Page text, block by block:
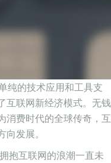
纯的技术应用和工具支
互联网新经济模式。无钱
消费时代的全球传奇，互
发展。
拥抱互联网的浪潮一直未